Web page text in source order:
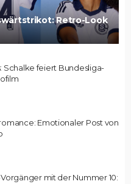
Retro-Look
Schalke feiert Bundesliga-
Emotionaler Post von
mit der Nummer 10: